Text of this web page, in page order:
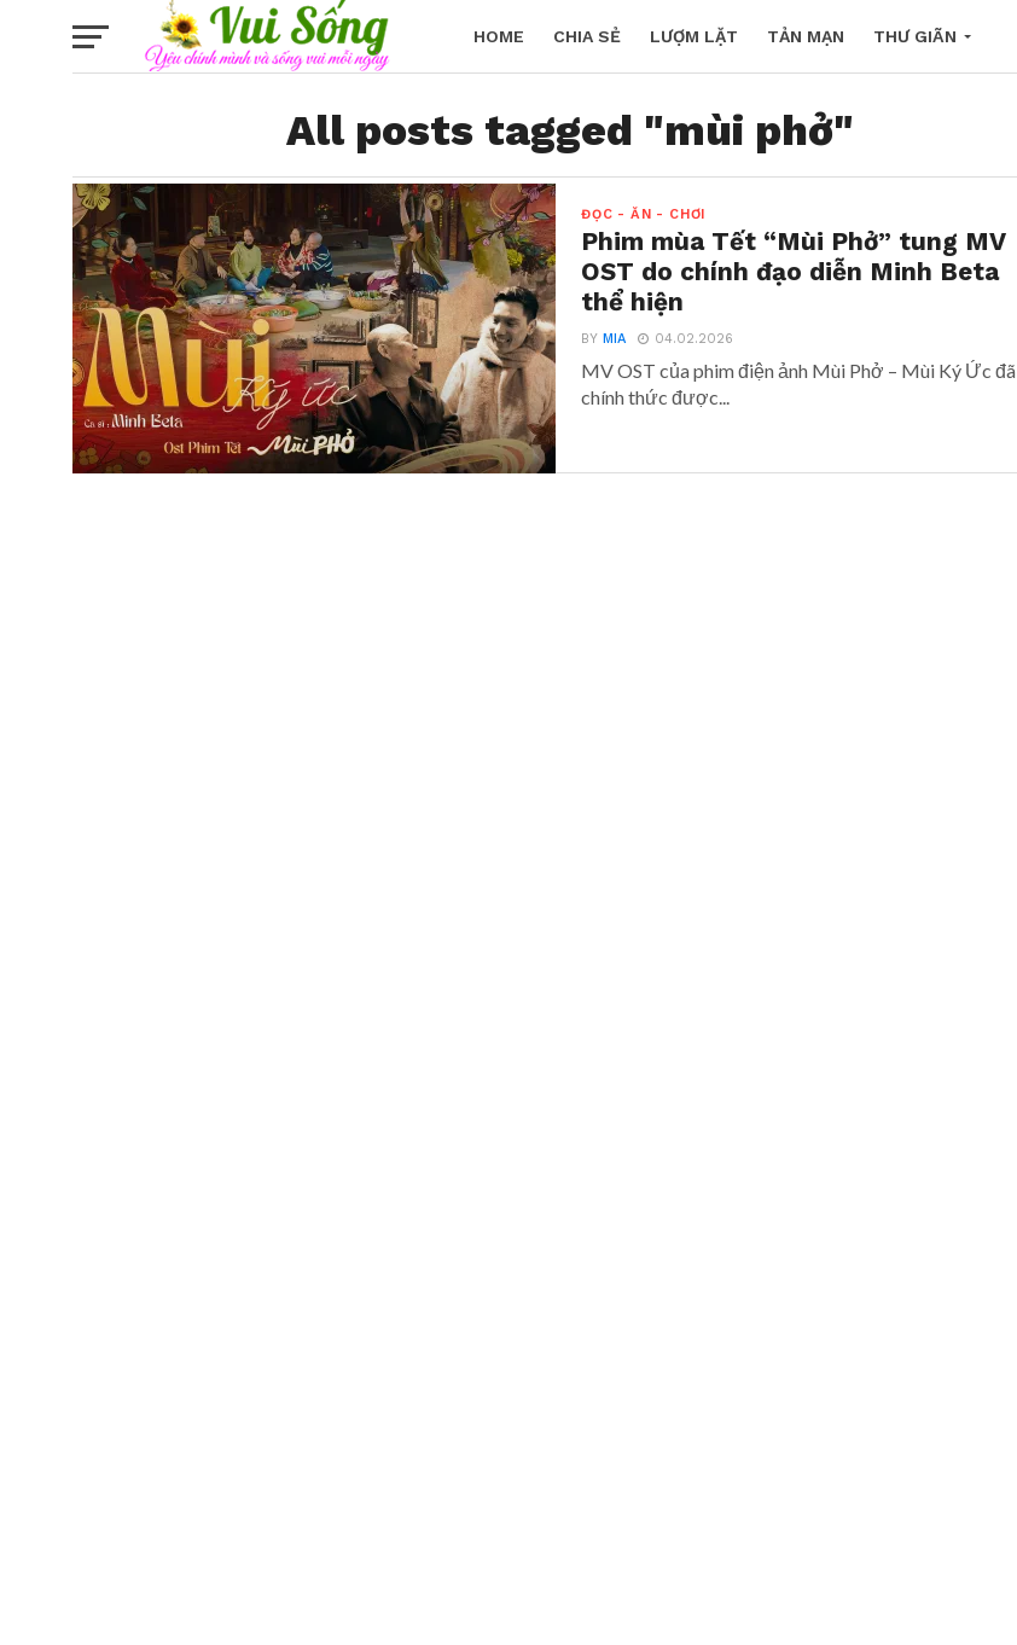
HOME CHIA SẺ LƯỢM LẶT TẢN MẠN THƯ GIÃN
All posts tagged "mùi phở"
ĐỌC - ĂN - CHƠI
Phim mùa Tết “Mùi Phở” tung MV
OST do chính đạo diễn Minh Beta
thể hiện
BYMIA 04.02.2026
MV OST của phim điện ảnh Mùi Phở – Mùi Ký Ức đã
chính thức được...